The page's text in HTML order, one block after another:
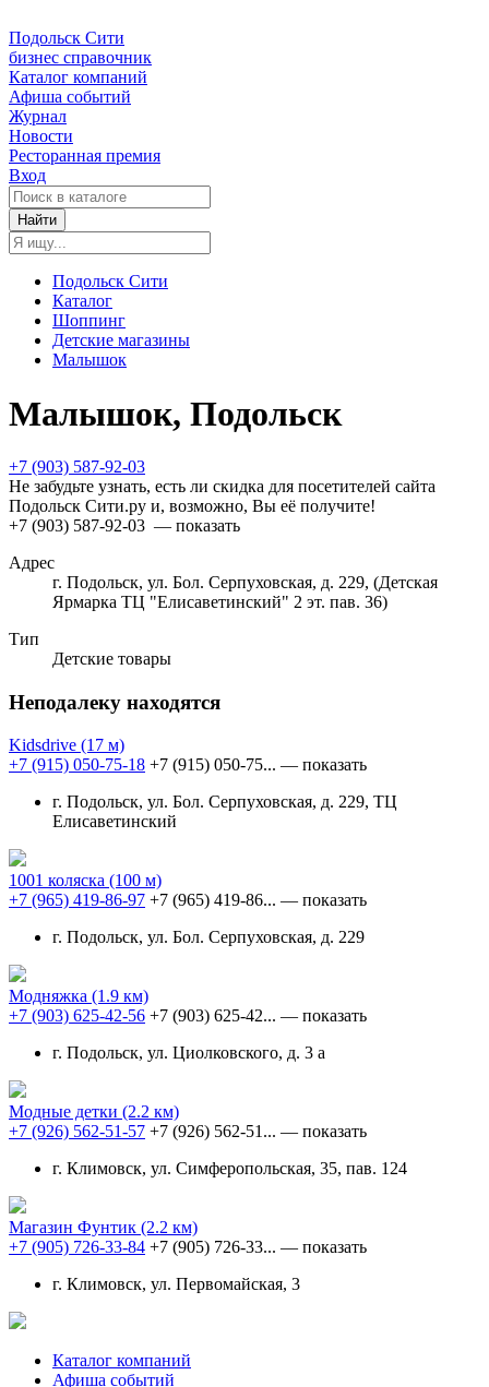
Подольск Сити
бизнес справочник
Каталог компаний
Афиша событий
Журнал
Новости
Ресторанная премия
Вход
Найти
Подольск Сити
Каталог
Шоппинг
Детские магазины
Малышок
Малышок, Подольск
+7 (903) 587-92-03
Не забудьте узнать, есть ли скидка для посетителей сайта
Подольск Сити.ру и, возможно, Вы её получите!
+7 (903) 587-92-03 — показать
Адрес
г. Подольск, ул. Бол. Серпуховская, д. 229, (Детская
Ярмарка ТЦ "Елисаветинский" 2 эт. пав. 36)
Тип
Детские товары
Неподалеку находятся
Kidsdrive (17 м)
+7 (915) 050-75-18 +7 (915) 050-75... — показать
г. Подольск, ул. Бол. Серпуховская, д. 229, ТЦ
Елисаветинский
1001 коляска (100 м)
+7 (965) 419-86-97 +7 (965) 419-86... — показать
г. Подольск, ул. Бол. Серпуховская, д. 229
Модняжка (1.9 км)
+7 (903) 625-42-56 +7 (903) 625-42... — показать
г. Подольск, ул. Циолковского, д. 3 а
Модные детки (2.2 км)
+7 (926) 562-51-57 +7 (926) 562-51... — показать
г. Климовск, ул. Симферопольская, 35, пав. 124
Магазин Фунтик (2.2 км)
+7 (905) 726-33-84 +7 (905) 726-33... — показать
г. Климовск, ул. Первомайская, 3
Каталог компаний
Афиша событий